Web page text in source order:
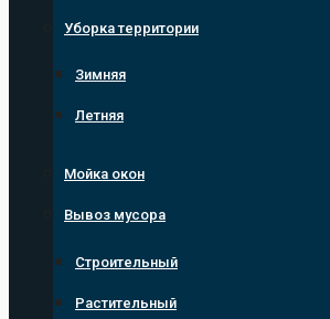
Уборка территории
Зимняя
Летняя
Мойка окон
Вывоз мусора
Строительный
Растительный